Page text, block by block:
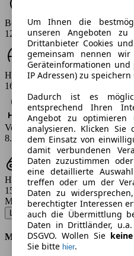
Beschleunigung (0-100 km/h)
12.6 s
Höchstgeschwindigkeit (km/h)
169 km/h
Verbrauch
8.8 - 9.9 l/100km
Hubraum
1596 ccm
Modellbezeichnung :
Lada Granta LPG Norma - 64 KW
Motor & Leistung
Um Ihnen die
unseren Angeboten
Drittanbieter Cookies
gemeinsam nennen wir
Geräteinformationen und
IP Adressen) zu
Dadurch ist es
entsprechend Ihren
Angebot zu optimieren
analysieren. Klicken
dem Einsatz von
damit verbundenen
Daten zuzustimmen
eine detaillierte
treffen oder um der
Daten zu
berechtigter Interessen
auch die Übermittlung
Daten in Drittländer,
DSGVO. Wollen Sie
Sie bitte hier.